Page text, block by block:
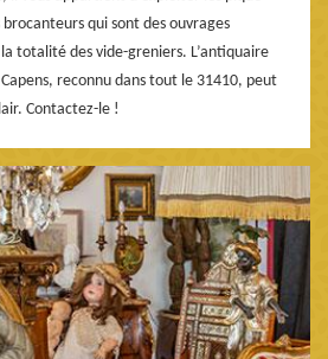
qui sont des ouvrages
totalité des vide-greniers. L’antiquaire
reconnu dans tout le 31410, peut
Contactez-le !